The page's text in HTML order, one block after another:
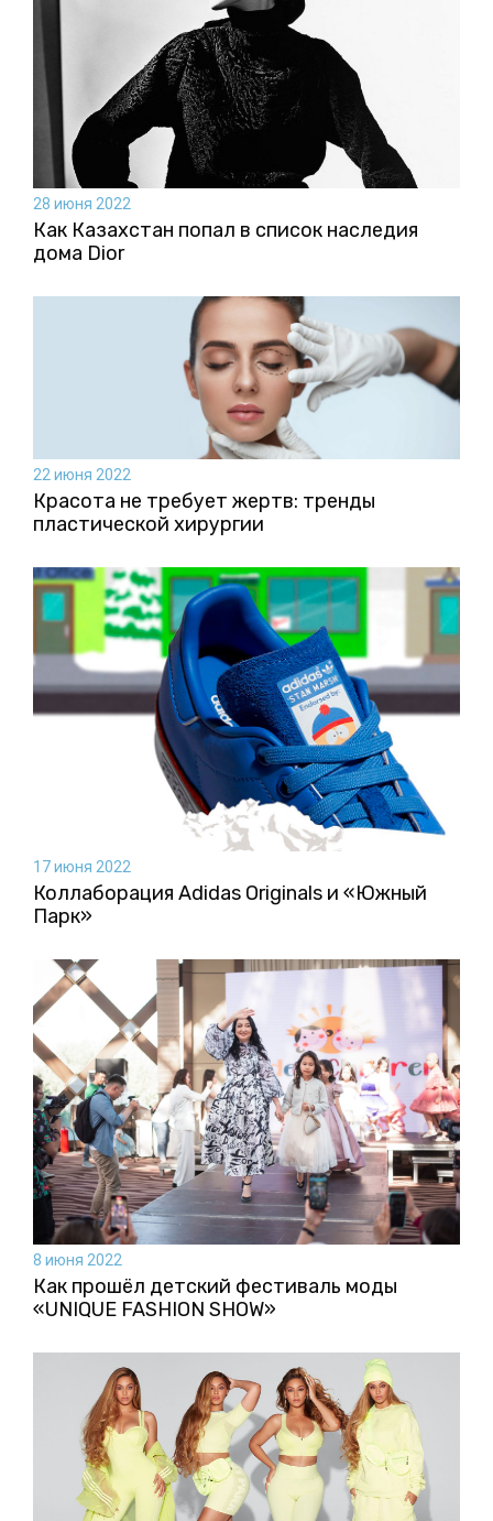
28 июня 2022
Как Казахстан попал в список наследия
дома Dior
22 июня 2022
Красота не требует жертв: тренды
пластической хирургии
17 июня 2022
Коллаборация Аdidas Originals и «Южный
Парк»
8 июня 2022
Как прошёл детский фестиваль моды
«UNIQUE FASHION SHOW»